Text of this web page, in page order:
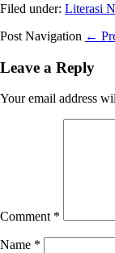
Filed under: Literasi
Post Navigation ←
Leave a Reply
Your email address
Comment *
Name *